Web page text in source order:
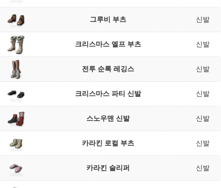
그루비 부츠 신발
크리스마스 엘프 부츠 신발
전투 순록 레깅스 신발
크리스마스 파티 신발 신발
스노우맨 신발 신발
카라킨 로컬 부츠 신발
카라킨 슬리퍼 신발